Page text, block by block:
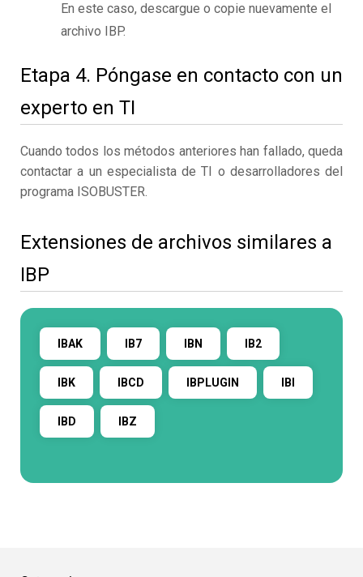
En este caso, descargue o copie nuevamente el
archivo IBP.
Etapa 4. Póngase en contacto con un
experto en TI
Cuando todos los métodos anteriores han fallado, queda
contactar a un especialista de TI o desarrolladores del
programa ISOBUSTER.
Extensiones de archivos similares a
IBP
IBAK IB7 IBN IB2
IBK IBCD IBPLUGIN IBI
IBD IBZ